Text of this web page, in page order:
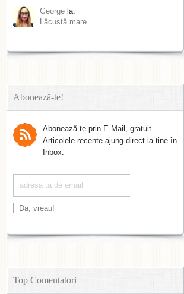
George la:
Lăcustă mare
Abonează-te!
Abonează-te prin E-Mail, gratuit.
Articolele recente ajung direct la tine în
Inbox.
Top Comentatori